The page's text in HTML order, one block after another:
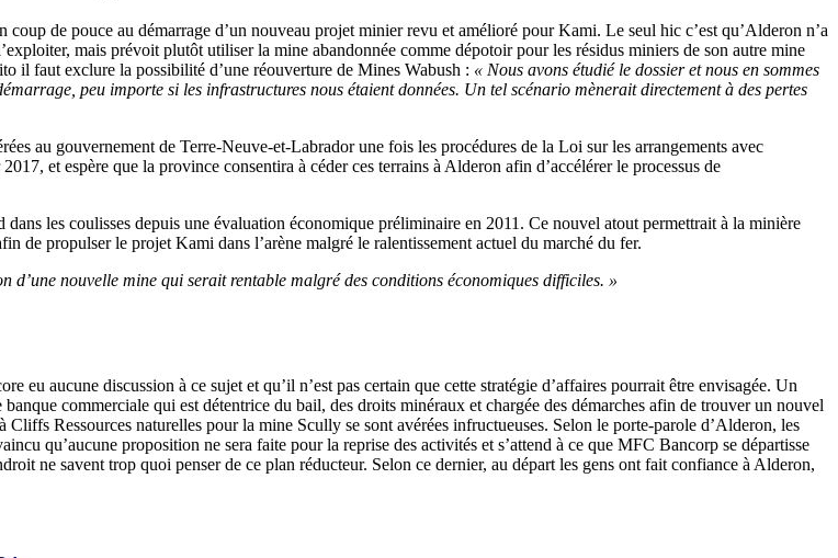
de pouce au démarrage d’un nouveau projet minier revu et amélioré pour Kami. Le seul hic c’est qu’Alderon n’a
mais prévoit plutôt utiliser la mine abandonnée comme dépotoir pour les résidus miniers de son autre mine
il faut exclure la possibilité d’une réouverture de Mines Wabush : « Nous avons étudié le dossier et nous en sommes
peu importe si les infrastructures nous étaient données. Un tel scénario mènerait directement à des pertes
au gouvernement de Terre-Neuve-et-Labrador une fois les procédures de la Loi sur les arrangements avec
et espère que la province consentira à céder ces terrains à Alderon afin d’accélérer le processus de
les coulisses depuis une évaluation économique préliminaire en 2011. Ce nouvel atout permettrait à la minière
de propulser le projet Kami dans l’arène malgré le ralentissement actuel du marché du fer.
nouvelle mine qui serait rentable malgré des conditions économiques difficiles. »
aucune discussion à ce sujet et qu’il n’est pas certain que cette stratégie d’affaires pourrait être envisagée. Un
commerciale qui est détentrice du bail, des droits minéraux et chargée des démarches afin de trouver un nouvel
Ressources naturelles pour la mine Scully se sont avérées infructueuses. Selon le porte-parole d’Alderon, les
qu’aucune proposition ne sera faite pour la reprise des activités et s’attend à ce que MFC Bancorp se départisse
ne savent trop quoi penser de ce plan réducteur. Selon ce dernier, au départ les gens ont fait confiance à Alderon,